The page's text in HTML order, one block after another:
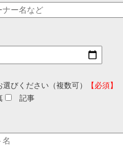
びください（複数可）
【必須】
記事